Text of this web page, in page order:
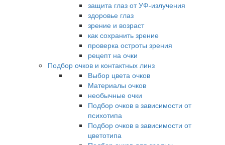
защита глаз от УФ-излучения
здоровье глаз
зрение и возраст
как сохранить зрение
проверка остроты зрения
рецепт на очки
Подбор очков и контактных линз
Выбор цвета очков
Материалы очков
необычные очки
Подбор очков в зависимости от
психотипа
Подбор очков в зависимости от
цветотипа